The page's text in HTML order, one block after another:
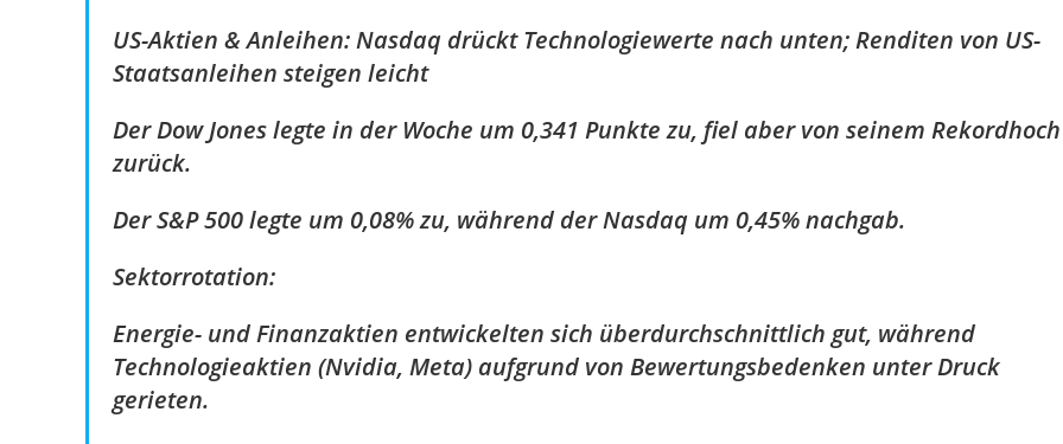
US-Aktien & Anleihen: Nasdaq drückt Technologiewerte nach unten; Renditen von US-
Staatsanleihen steigen leicht
Der Dow Jones legte in der Woche um 0,341 Punkte zu, fiel aber von seinem Rekordhoch
zurück.
Der S&P 500 legte um 0,08% zu, während der Nasdaq um 0,45% nachgab.
Sektorrotation:
Energie- und Finanzaktien entwickelten sich überdurchschnittlich gut, während
Technologieaktien (Nvidia, Meta) aufgrund von Bewertungsbedenken unter Druck
gerieten.